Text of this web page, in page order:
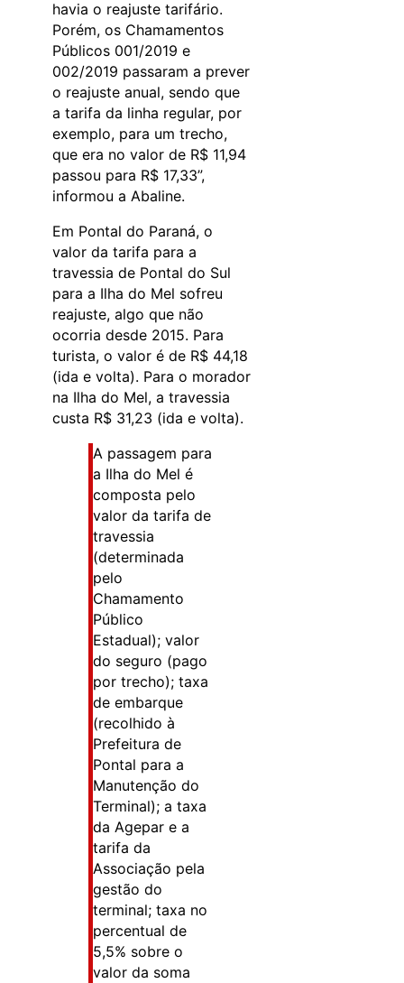
havia o reajuste tarifário.
Porém, os Chamamentos
Públicos 001/2019 e
002/2019 passaram a prever
o reajuste anual, sendo que
a tarifa da linha regular, por
exemplo, para um trecho,
que era no valor de R$ 11,94
passou para R$ 17,33”,
informou a Abaline.
Em Pontal do Paraná, o
valor da tarifa para a
travessia de Pontal do Sul
para a Ilha do Mel sofreu
reajuste, algo que não
ocorria desde 2015. Para
turista, o valor é de R$ 44,18
(ida e volta). Para o morador
na Ilha do Mel, a travessia
custa R$ 31,23 (ida e volta).
A passagem para
a Ilha do Mel é
composta pelo
valor da tarifa de
travessia
(determinada
pelo
Chamamento
Público
Estadual); valor
do seguro (pago
por trecho); taxa
de embarque
(recolhido à
Prefeitura de
Pontal para a
Manutenção do
Terminal); a taxa
da Agepar e a
tarifa da
Associação pela
gestão do
terminal; taxa no
percentual de
5,5% sobre o
valor da soma